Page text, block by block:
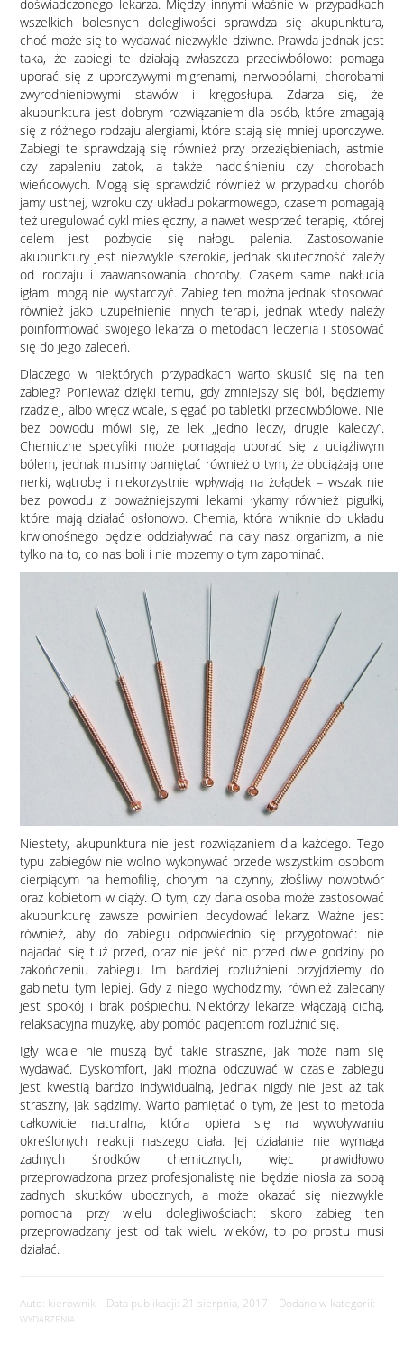
doświadczonego lekarza. Między innymi właśnie w przypadkach
wszelkich bolesnych dolegliwości sprawdza się akupunktura,
choć może się to wydawać niezwykle dziwne. Prawda jednak jest
taka, że zabiegi te działają zwłaszcza przeciwbólowo: pomaga
uporać się z uporczywymi migrenami, nerwobólami, chorobami
zwyrodnieniowymi stawów i kręgosłupa. Zdarza się, że
akupunktura jest dobrym rozwiązaniem dla osób, które zmagają
się z różnego rodzaju alergiami, które stają się mniej uporczywe.
Zabiegi te sprawdzają się również przy przeziębieniach, astmie
czy zapaleniu zatok, a także nadciśnieniu czy chorobach
wieńcowych. Mogą się sprawdzić również w przypadku chorób
jamy ustnej, wzroku czy układu pokarmowego, czasem pomagają
też uregulować cykl miesięczny, a nawet wesprzeć terapię, której
celem jest pozbycie się nałogu palenia. Zastosowanie
akupunktury jest niezwykle szerokie, jednak skuteczność zależy
od rodzaju i zaawansowania choroby. Czasem same nakłucia
igłami mogą nie wystarczyć. Zabieg ten można jednak stosować
również jako uzupełnienie innych terapii, jednak wtedy należy
poinformować swojego lekarza o metodach leczenia i stosować
się do jego zaleceń.
Dlaczego w niektórych przypadkach warto skusić się na ten
zabieg? Ponieważ dzięki temu, gdy zmniejszy się ból, będziemy
rzadziej, albo wręcz wcale, sięgać po tabletki przeciwbólowe. Nie
bez powodu mówi się, że lek „jedno leczy, drugie kaleczy”.
Chemiczne specyfiki może pomagają uporać się z uciążliwym
bólem, jednak musimy pamiętać również o tym, że obciążają one
nerki, wątrobę i niekorzystnie wpływają na żołądek – wszak nie
bez powodu z poważniejszymi lekami łykamy również pigułki,
które mają działać osłonowo. Chemia, która wniknie do układu
krwionośnego będzie oddziaływać na cały nasz organizm, a nie
tylko na to, co nas boli i nie możemy o tym zapominać.
Niestety, akupunktura nie jest rozwiązaniem dla każdego. Tego
typu zabiegów nie wolno wykonywać przede wszystkim osobom
cierpiącym na hemofilię, chorym na czynny, złośliwy nowotwór
oraz kobietom w ciąży. O tym, czy dana osoba może zastosować
akupunkturę zawsze powinien decydować lekarz. Ważne jest
również, aby do zabiegu odpowiednio się przygotować: nie
najadać się tuż przed, oraz nie jeść nic przed dwie godziny po
zakończeniu zabiegu. Im bardziej rozluźnieni przyjdziemy do
gabinetu tym lepiej. Gdy z niego wychodzimy, również zalecany
jest spokój i brak pośpiechu. Niektórzy lekarze włączają cichą,
relaksacyjna muzykę, aby pomóc pacjentom rozluźnić się.
Igły wcale nie muszą być takie straszne, jak może nam się
wydawać. Dyskomfort, jaki można odczuwać w czasie zabiegu
jest kwestią bardzo indywidualną, jednak nigdy nie jest aż tak
straszny, jak sądzimy. Warto pamiętać o tym, że jest to metoda
całkowicie naturalna, która opiera się na wywoływaniu
określonych reakcji naszego ciała. Jej działanie nie wymaga
żadnych środków chemicznych, więc prawidłowo
przeprowadzona przez profesjonalistę nie będzie niosła za sobą
żadnych skutków ubocznych, a może okazać się niezwykle
pomocna przy wielu dolegliwościach: skoro zabieg ten
przeprowadzany jest od tak wielu wieków, to po prostu musi
działać.
Auto: kierownik Data publikacji: 21 sierpnia, 2017 Dodano w kategorii:
WYDARZENIA